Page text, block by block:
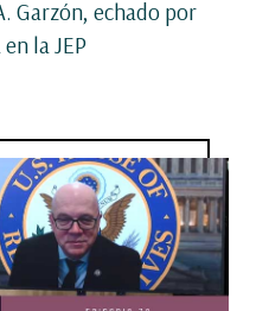
Garzón, echado por
la JEP